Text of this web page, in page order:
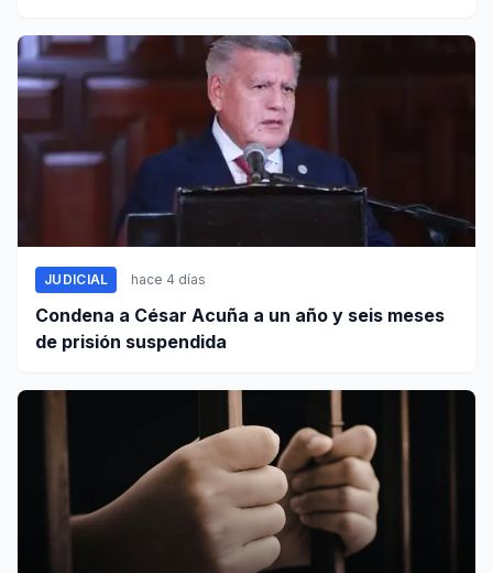
JUDICIAL hace 4 días
Condena a César Acuña a un año y seis meses
de prisión suspendida